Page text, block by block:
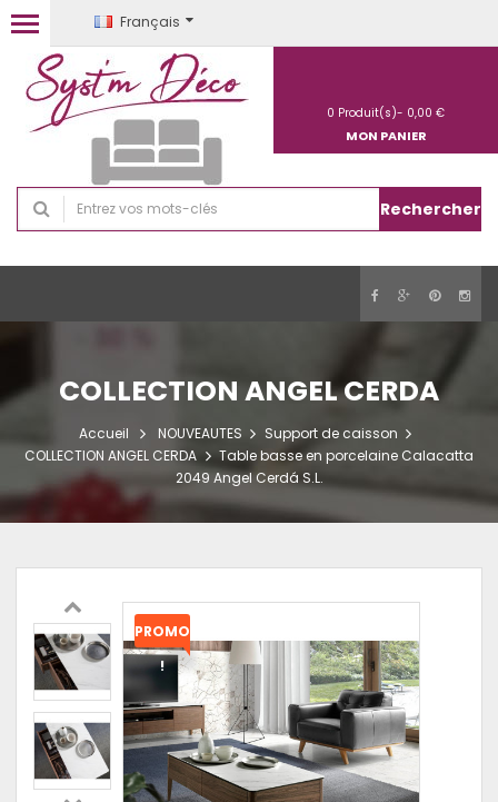
Français
Rechercher
0 Produit(s)- 0,00 €
MON PANIER
COLLECTION ANGEL CERDA
Accueil NOUVEAUTES
Support de caisson
COLLECTION ANGEL CERDA
Table basse en porcelaine Calacatta
2049 Angel Cerdá S.L.
PROMO
!